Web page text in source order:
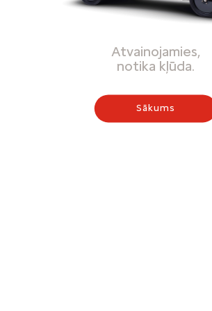
Atvainojamies,
notika kļūda.
Sākums